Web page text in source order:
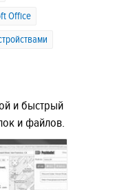
Office
и быстрый
и файлов.